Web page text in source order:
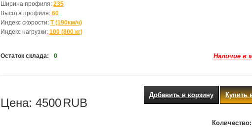
Ширина профиля: 235
Высота профиля: 60
Индекс скорости: T (190км/ч)
Индекс нагрузки: 100 (800 кг)
Остаток склада: 0 Наличие в
Цена: 4500RUB
Купить
Добавить в корзину
Количество: